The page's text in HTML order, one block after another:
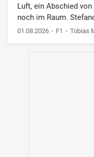
Luft, ein Abschied
noch im Raum.
01.08.2026 F1 Tobias